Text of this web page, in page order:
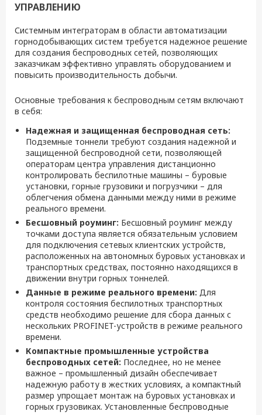
УПРАВЛЕНИЮ
Системным интеграторам в области автоматизации
горнодобывающих систем требуется надежное решение
для создания беспроводных сетей, позволяющих
заказчикам эффективно управлять оборудованием и
повысить производительность добычи.
Основные требования к беспроводным сетям включают
в себя:
Надежная и защищенная беспроводная сеть:
Подземные тоннели требуют создания надежной и
защищенной беспроводной сети, позволяющей
операторам центра управления дистанционно
контролировать беспилотные машины – буровые
установки, горные грузовики и погрузчики – для
облегчения обмена данными между ними в режиме
реального времени.
Бесшовный роуминг: Бесшовный роуминг между
точками доступа является обязательным условием
для подключения сетевых клиентских устройств,
расположенных на автономных буровых установках и
транспортных средствах, постоянно находящихся в
движении внутри горных тоннелей.
Данные в режиме реального времени: Для
контроля состояния беспилотных транспортных
средств необходимо решение для сбора данных с
нескольких PROFINET-устройств в режиме реального
времени.
Компактные промышленные устройства
беспроводных сетей: Последнее, но не менее
важное – промышленный дизайн обеспечивает
надежную работу в жестких условиях, а компактный
размер упрощает монтаж на буровых установках и
горных грузовиках. Установленные беспроводные